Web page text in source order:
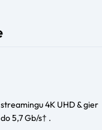
4K UHD & gier
5,7 Gb/s† .